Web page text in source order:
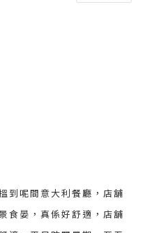
到呢間意大利餐廳，店舖
食晏，真係好舒適，店舖